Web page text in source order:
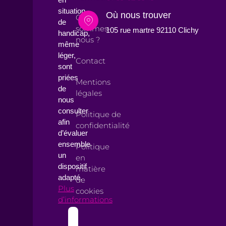
situation
de
handicap,
même
léger,
sont
priées
de
nous
consulter
afin
d’évaluer
ensemble
un
dispositif
adapté.
Plus
d’informations
Qui
sommes-
nous ?
Contact
Mentions
légales
Politique de
confidentialité
Politique
en
matière
de
cookies
Où nous trouver
105 rue martre 92110 Clichy